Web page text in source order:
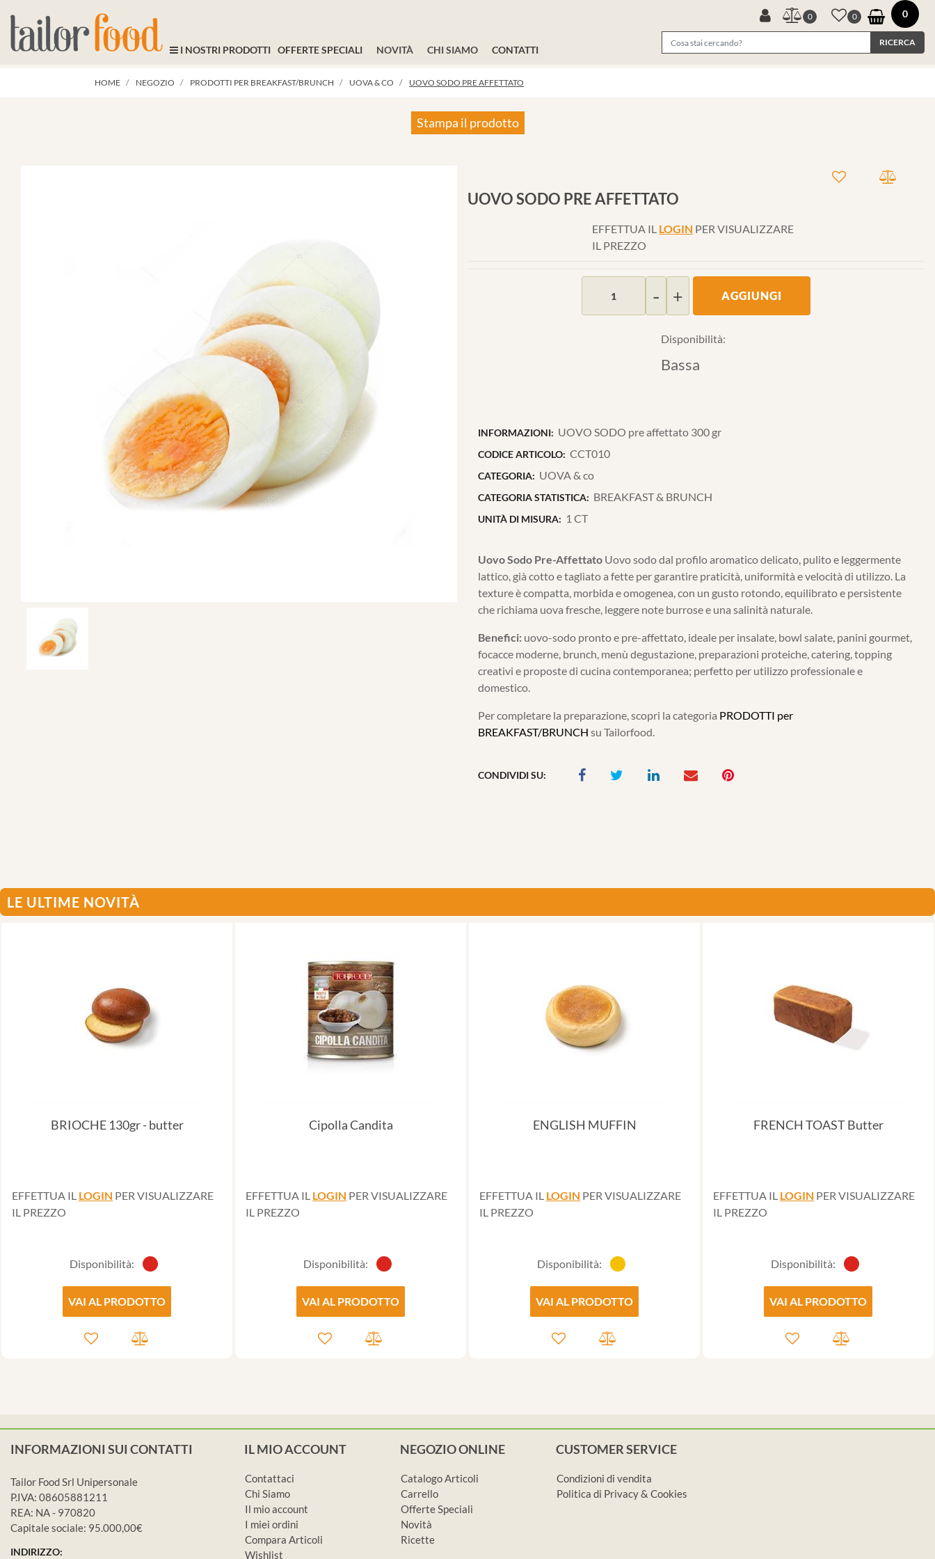
I NOSTRI PRODOTTI OFFERTE SPECIALI NOVITÀ CHI SIAMO CONTATTI
0 0 0
HOME NEGOZIO PRODOTTI PER BREAKFAST/BRUNCH UOVA & CO UOVO SODO PRE AFFETTATO
Stampa il prodotto
UOVO SODO PRE AFFETTATO
EFFETTUA IL LOGIN PER VISUALIZZARE
IL PREZZO
AGGIUNGI
Disponibilità:
Bassa
INFORMAZIONI: UOVO SODO pre affettato 300 gr
CODICE ARTICOLO: CCT010
CATEGORIA: UOVA & co
CATEGORIA STATISTICA: BREAKFAST & BRUNCH
UNITÀ DI MISURA: 1 CT
Uovo Sodo Pre-Affettato Uovo sodo dal profilo aromatico delicato, pulito e leggermente
lattico, già cotto e tagliato a fette per garantire praticità, uniformità e velocità di utilizzo. La
texture è compatta, morbida e omogenea, con un gusto rotondo, equilibrato e persistente
che richiama uova fresche, leggere note burrose e una salinità naturale.
Benefici: uovo-sodo pronto e pre-affettato, ideale per insalate, bowl salate, panini gourmet,
focacce moderne, brunch, menù degustazione, preparazioni proteiche, catering, topping
creativi e proposte di cucina contemporanea; perfetto per utilizzo professionale e
domestico.
Per completare la preparazione, scopri la categoria PRODOTTI per
BREAKFAST/BRUNCH su Tailorfood.
CONDIVIDI SU:
LE ULTIME NOVITÀ
BRIOCHE 130gr - butter
EFFETTUA IL LOGIN PER VISUALIZZARE
IL PREZZO
Disponibilità:
VAI AL PRODOTTO
Cipolla Candita
EFFETTUA IL LOGIN PER VISUALIZZARE
IL PREZZO
Disponibilità:
VAI AL PRODOTTO
ENGLISH MUFFIN
EFFETTUA IL LOGIN PER VISUALIZZARE
IL PREZZO
Disponibilità:
VAI AL PRODOTTO
FRENCH TOAST Butter
EFFETTUA IL LOGIN PER VISUALIZZARE
IL PREZZO
Disponibilità:
VAI AL PRODOTTO
INFORMAZIONI SUI CONTATTI
Tailor Food Srl Unipersonale
P.IVA: 08605881211
REA: NA - 970820
Capitale sociale: 95.000,00€
INDIRIZZO:
IL MIO ACCOUNT
Contattaci
Chi Siamo
Il mio account
I miei ordini
Compara Articoli
Wishlist
NEGOZIO ONLINE
Catalogo Articoli
Carrello
Offerte Speciali
Novità
Ricette
CUSTOMER SERVICE
Condizioni di vendita
Politica di Privacy & Cookies